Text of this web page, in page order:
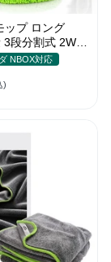
ップ ロング
段分割式 2WAY
ポンジ 高吸水
ド 15°カーブ設
NBOX対応
)